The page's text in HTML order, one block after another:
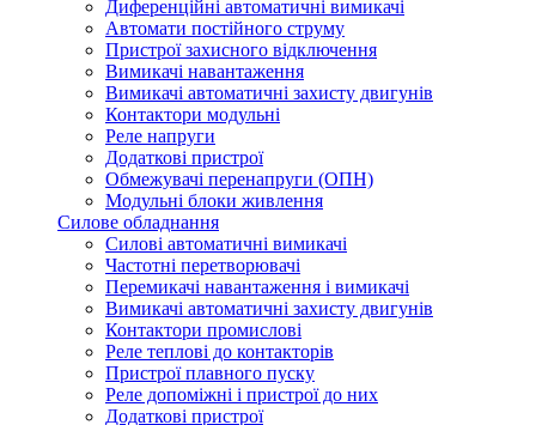
Диференційні автоматичні вимикачі
Автомати постійного струму
Пристрої захисного відключення
Вимикачі навантаження
Вимикачі автоматичні захисту двигунів
Контактори модульні
Реле напруги
Додаткові пристрої
Обмежувачі перенапруги (ОПН)
Модульні блоки живлення
Силове обладнання
Силові автоматичні вимикачі
Частотні перетворювачі
Перемикачі навантаження і вимикачі
Вимикачі автоматичні захисту двигунів
Контактори промислові
Реле теплові до контакторів
Пристрої плавного пуску
Реле допоміжні і пристрої до них
Додаткові пристрої